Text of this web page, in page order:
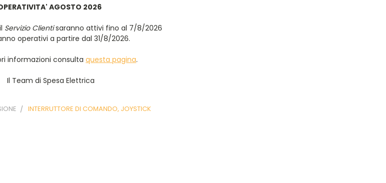
AGOSTO 2026
Servizio Clientisaranno attivi fino al 7/8/2026
operativi a partire dal 31/8/2026.
informazioni consulta questa pagina.
Il Team di Spesa Elettrica
INTERRUTTORE DI COMANDO, JOYSTICK